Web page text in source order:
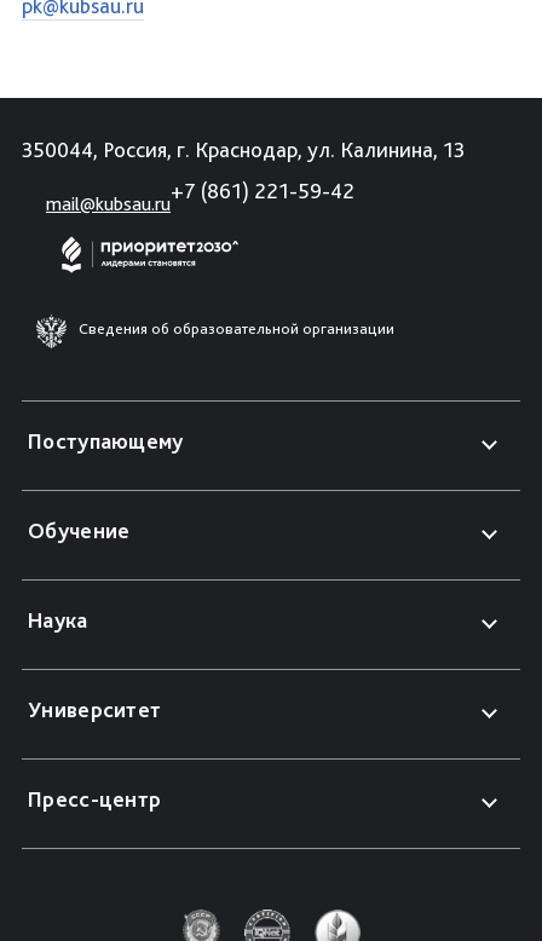
pk@kubsau.ru
350044, Россия, г. Краснодар, ул. Калинина, 13
mail@kubsau.ru
+7 (861) 221-59-42
Сведения об образовательной организации
Поступающему
Обучение
Наука
Университет
Пресс-центр